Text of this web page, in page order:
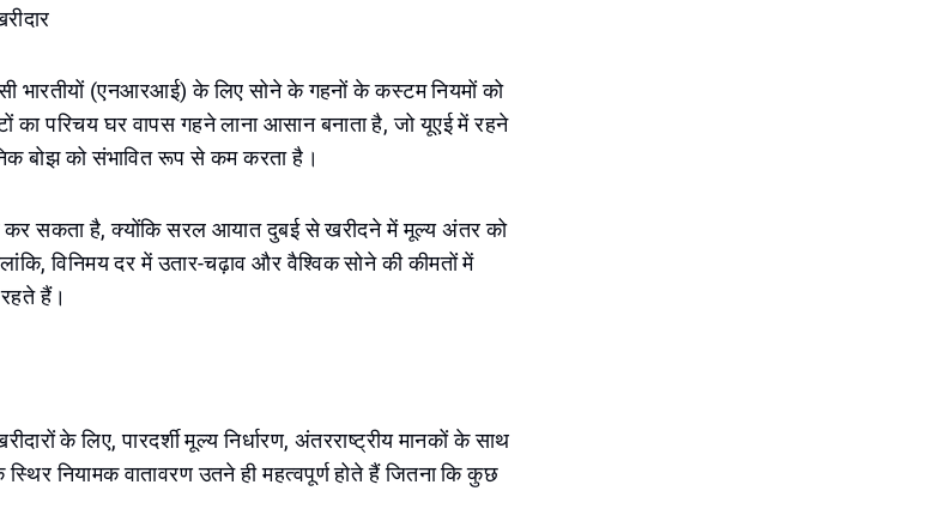
भारतीयों (एनआरआई) के लिए सोने के गहनों के कस्टम नियमों को
का परिचय घर वापस गहने लाना आसान बनाता है, जो यूएई में रहने
बोझ को संभावित रूप से कम करता है।
कर सकता है, क्योंकि सरल आयात दुबई से खरीदने में मूल्य अंतर को
विनिमय दर में उतार-चढ़ाव और वैश्विक सोने की कीमतों में
हैं।
के लिए, पारदर्शी मूल्य निर्धारण, अंतरराष्ट्रीय मानकों के साथ
नियामक वातावरण उतने ही महत्वपूर्ण होते हैं जितना कि कुछ